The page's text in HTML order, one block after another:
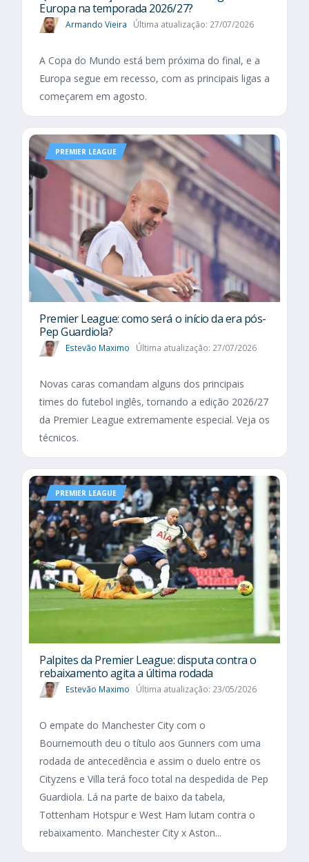
Europa na temporada 2026/27?
Armando Vieira Última atualização: 27/07/2026
A Copa do Mundo está bem próxima do final, e a
Europa segue em recesso, com as principais ligas a
começarem em agosto.
PREMIER LEAGUE
Premier League: como será o início da era pós-
Pep Guardiola?
Estevão Maximo Última atualização: 27/07/2026
Novas caras comandam alguns dos principais
times do futebol inglês, tornando a edição 2026/27
da Premier League extremamente especial. Veja os
técnicos.
PREMIER LEAGUE
Palpites da Premier League: disputa contra o
rebaixamento agita a última rodada
Estevão Maximo Última atualização: 23/05/2026
O empate do Manchester City com o
Bournemouth deu o título aos Gunners com uma
rodada de antecedência e assim o duelo entre os
Cityzens e Villa terá foco total na despedida de Pep
Guardiola. Lá na parte de baixo da tabela,
Tottenham Hotspur e West Ham lutam contra o
rebaixamento. Manchester City x Aston...